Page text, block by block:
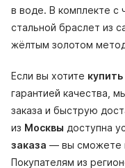
в воде. В комплекте с
стальной браслет из
жёлтым золотом
Если вы хотите
гарантией качества,
заказа и быструю
из Москвы доступна
заказа — вы сможете
Покупателям из